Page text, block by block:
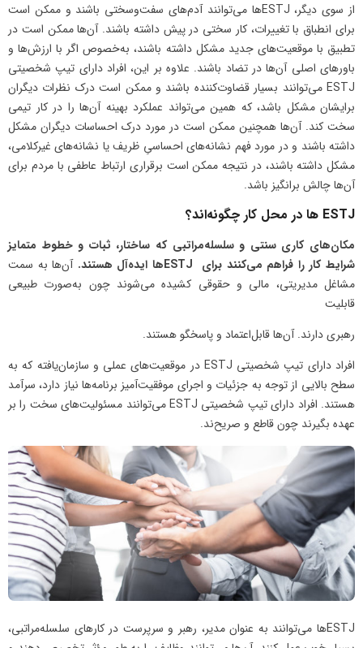
از سوی دیگر، ESTJها می‌توانند آدم‌های سفت‌و‌سختی باشند و ممکن است
برای انطباق با تغییرات، کار سختی در پیش داشته باشند. آن‌ها ممکن است در
تطبیق با موقعیت‌های جدید مشکل داشته باشند، به‌خصوص اگر با ارزش‌ها و
باورهای اصلی آن‌ها در تضاد باشند. علاوه بر این، افراد دارای تیپ شخصیتی
ESTJ می‌توانند بسیار قضاوت‌کننده باشند و ممکن است درک نظرات دیگران
برایشان مشکل باشد، که همین می‌تواند عملکرد بهینه آن‌ها را در کار تیمی
سخت کند. آن‌ها همچنین ممکن است در مورد درک احساسات دیگران مشکل
داشته باشند و در مورد فهم نشانه‌های احساسیِ ظریف یا نشانه‌های غیرکلامی،
مشکل داشته باشند، در نتیجه ممکن است برقراری ارتباط عاطفی با مردم برای
آن‌ها چالش برانگیز باشد.
ESTJ ها در محل کار چگونه‌اند؟
مکان‌های کاری سنتی و سلسله‌مراتبی که ساختار، ثبات و خطوط متمایز
شرایط کار را فراهم می‌کنند برای ESTJها ایده‌آل هستند. آن‌ها به سمت
مشاغل مدیریتی، مالی و حقوقی کشیده می‌شوند چون به‌صورت‌ طبیعی
قابلیت
رهبری دارند. آن‌ها قابل‌اعتماد و پاسخگو هستند.
افراد دارای تیپ شخصیتی ESTJ در موقعیت‌های عملی و سازمان‌یافته که به
سطح بالایی از توجه به جزئیات و اجرای موفقیت‌آمیز برنامه‌ها نیاز دارد، سرآمد
هستند. افراد دارای تیپ شخصیتی ESTJ می‌توانند مسئولیت‌های سخت را بر
عهده بگیرند چون قاطع و صریح‌ند.
ESTJها می‌توانند به عنوان مدیر، رهبر و سرپرست در کارهای سلسله‌مراتبی،